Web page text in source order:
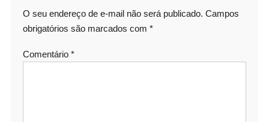
O seu endereço de e-mail não será publicado. Campos
obrigatórios são marcados com *
Comentário *